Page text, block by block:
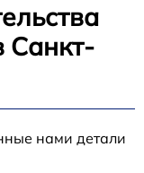
Санкт-
нами детали